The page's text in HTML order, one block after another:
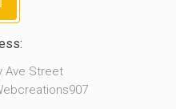
Ave Street